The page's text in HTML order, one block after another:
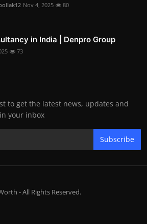
Nov 4, 2025 80
in India | Denpro Group
73
to get the latest news, updates and
your inbox
Subscribe
- All Rights Reserved.